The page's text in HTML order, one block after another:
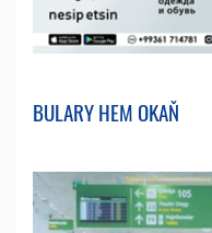
BULARY HEM OKAŇ